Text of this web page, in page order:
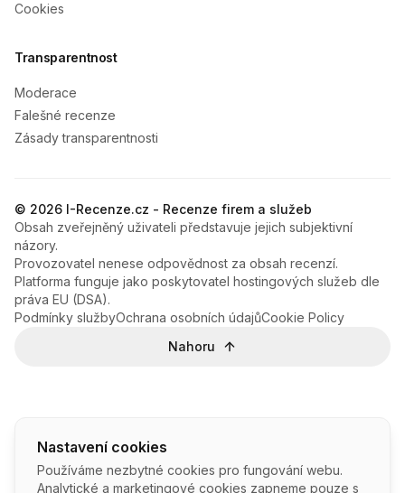
Nastavení cookies
Používáme nezbytné cookies pro fungování webu.
Analytické a marketingové cookies zapneme pouze s
Cookies
Transparentnost
Moderace
Falešné recenze
Zásady transparentnosti
© 2026 I-Recenze.cz - Recenze firem a služeb
Obsah zveřejněný uživateli představuje jejich subjektivní
názory.
Provozovatel nenese odpovědnost za obsah recenzí.
Platforma funguje jako poskytovatel hostingových služeb dle
práva EU (DSA).
Podmínky službyOchrana osobních údajůCookie Policy
Nahoru